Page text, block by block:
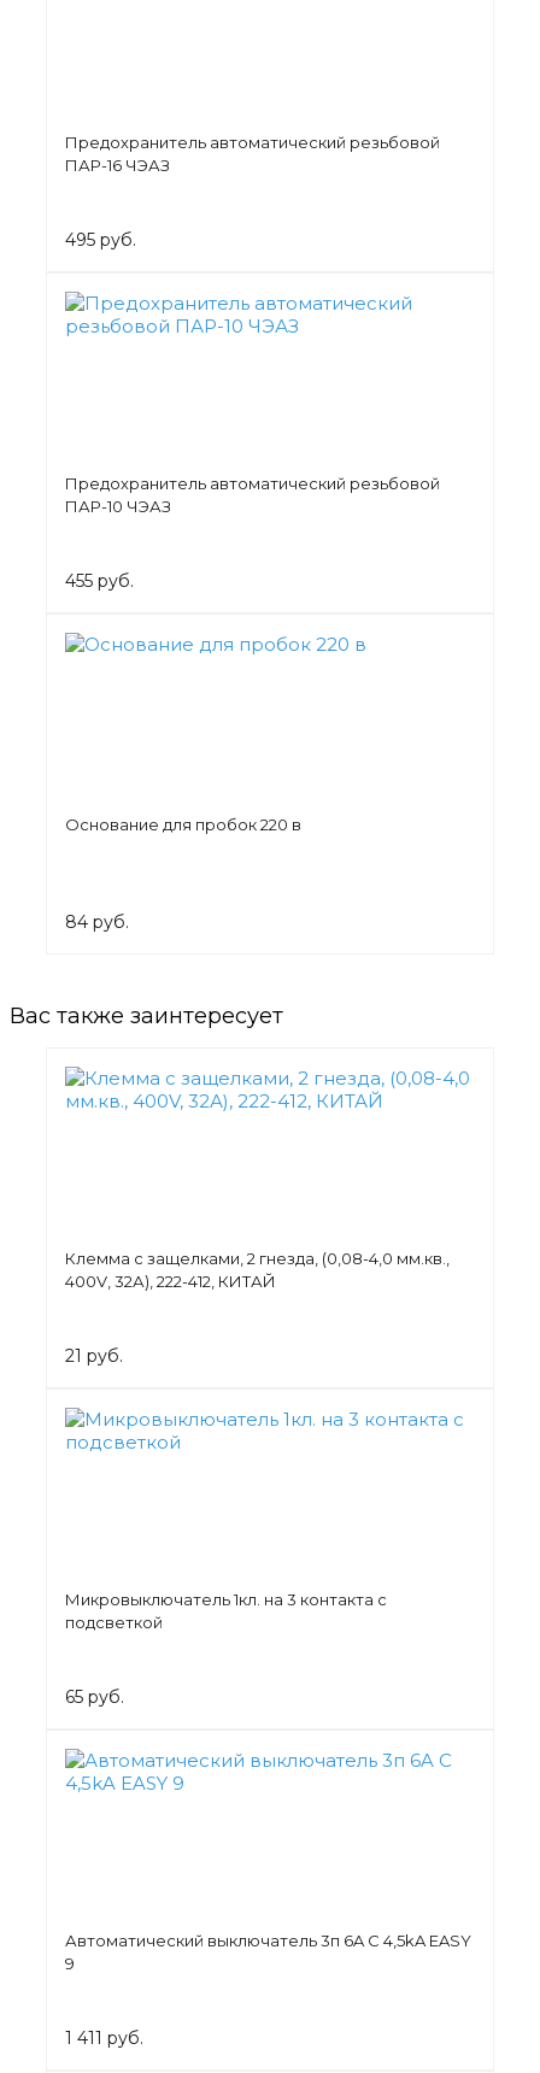
Предохранитель автоматический резьбовой
ПАР-16 ЧЭАЗ
495 руб.
Предохранитель автоматический резьбовой
ПАР-10 ЧЭАЗ
455 руб.
Основание для пробок 220 в
84 руб.
Вас также заинтересует
Клемма с защелками, 2 гнезда, (0,08-4,0 мм.кв.,
400V, 32А), 222-412, КИТАЙ
21 руб.
Микровыключатель 1кл. на 3 контакта с
подсветкой
65 руб.
Автоматический выключатель 3п 6A C 4,5kA EASY
9
1 411 руб.